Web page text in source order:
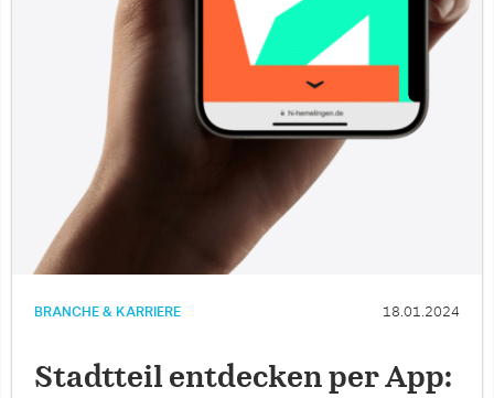
BRANCHE & KARRIERE 18.01.2024
Stadtteil entdecken per App: